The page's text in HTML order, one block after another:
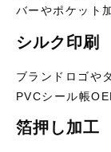
バーやポケット
シルク印刷
ブランドロゴや
PVCシール帳
箔押し加工